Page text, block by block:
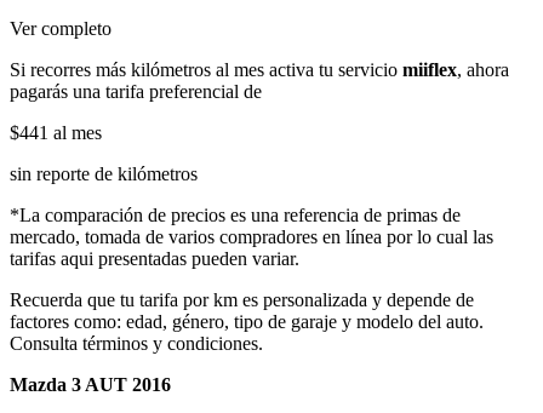
Ver completo
Si recorres más kilómetros al mes activa tu servicio miiflex, ahora
pagarás una tarifa preferencial de
$441 al mes
sin reporte de kilómetros
*La comparación de precios es una referencia de primas de
mercado, tomada de varios compradores en línea por lo cual las
tarifas aqui presentadas pueden variar.
Recuerda que tu tarifa por km es personalizada y depende de
factores como: edad, género, tipo de garaje y modelo del auto.
Consulta términos y condiciones.
Mazda 3 AUT 2016